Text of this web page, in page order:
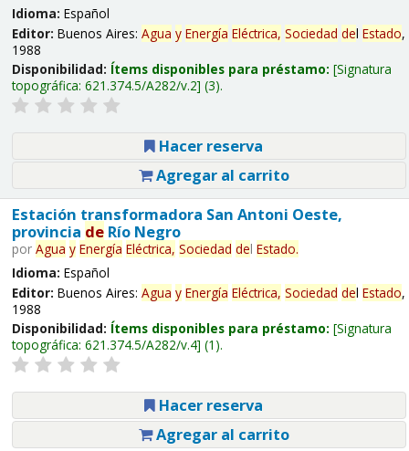
Idioma: Español
Editor: Buenos Aires: Agua y Energía Eléctrica, Sociedad del Estado,
1988
Disponibilidad: Ítems disponibles para préstamo: Signatura
topográfica: 621.374.5/A282/v.2 (3).
Hacer reserva
Agregar al carrito
Estación transformadora San Antoni Oeste,
provincia deRío Negro
por Agua y Energía Eléctrica, Sociedad del Estado.
Idioma: Español
Editor: Buenos Aires: Agua y Energía Eléctrica, Sociedad del Estado,
1988
Disponibilidad: Ítems disponibles para préstamo: Signatura
topográfica: 621.374.5/A282/v.4 (1).
Hacer reserva
Agregar al carrito